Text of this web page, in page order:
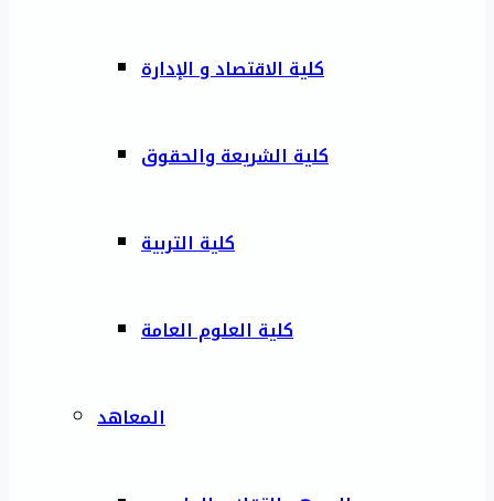
كلية الاقتصاد و الإدارة
كلية الشريعة والحقوق
كلية التربية
كلية العلوم العامة
المعاهد